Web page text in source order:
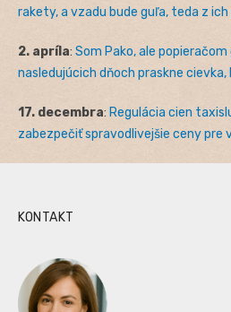
rakety, a vzadu bude guľa, teda z ich
2. apríla: Som Pako, ale
nasledujúcich dňoch praskne cievka,
17. decembra: Regulácia cien
zabezpečiť spravodlivejšie ceny pre
KONTAKT